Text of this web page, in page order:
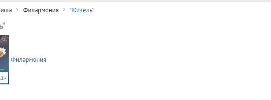
Филармония "Жизель"
Филармония